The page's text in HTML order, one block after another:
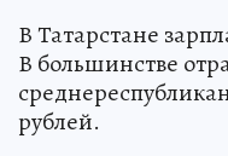
В Татарстане
В большинстве
рублей.